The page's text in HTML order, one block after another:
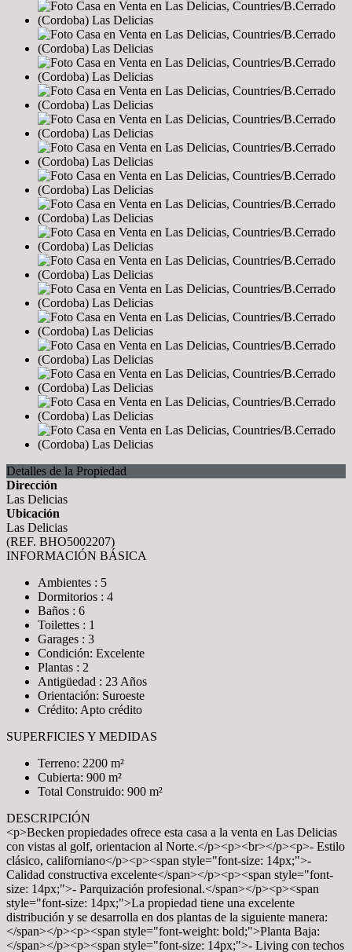
Detalles de la Propiedad
Dirección
Las Delicias
Ubicación
Las Delicias
(REF. BHO5002207)
INFORMACIÓN BÁSICA
Ambientes : 5
Dormitorios : 4
Baños : 6
Toilettes : 1
Garages : 3
Condición: Excelente
Plantas : 2
Antigüedad : 23 Años
Orientación: Suroeste
Crédito: Apto crédito
SUPERFICIES Y MEDIDAS
Terreno: 2200 m²
Cubierta: 900 m²
Total Construido: 900 m²
DESCRIPCIÓN
<p>Becken propiedades ofrece esta casa a la venta en Las Delicias
con vistas al golf, orientacion al Norte.</p><p><br></p><p>- Estilo
clásico, californiano</p><p><span style="font-size: 14px;">-
Calidad constructiva excelente</span></p><p><span style="font-
size: 14px;">- Parquización profesional.</span></p><p><span
style="font-size: 14px;">La propiedad tiene una excelente
distribución y se desarrolla en dos plantas de la siguiente manera:
</span></p><p><span style="font-weight: bold;">Planta Baja:
</span></p><p><span style="font-size: 14px;">- Living con techos